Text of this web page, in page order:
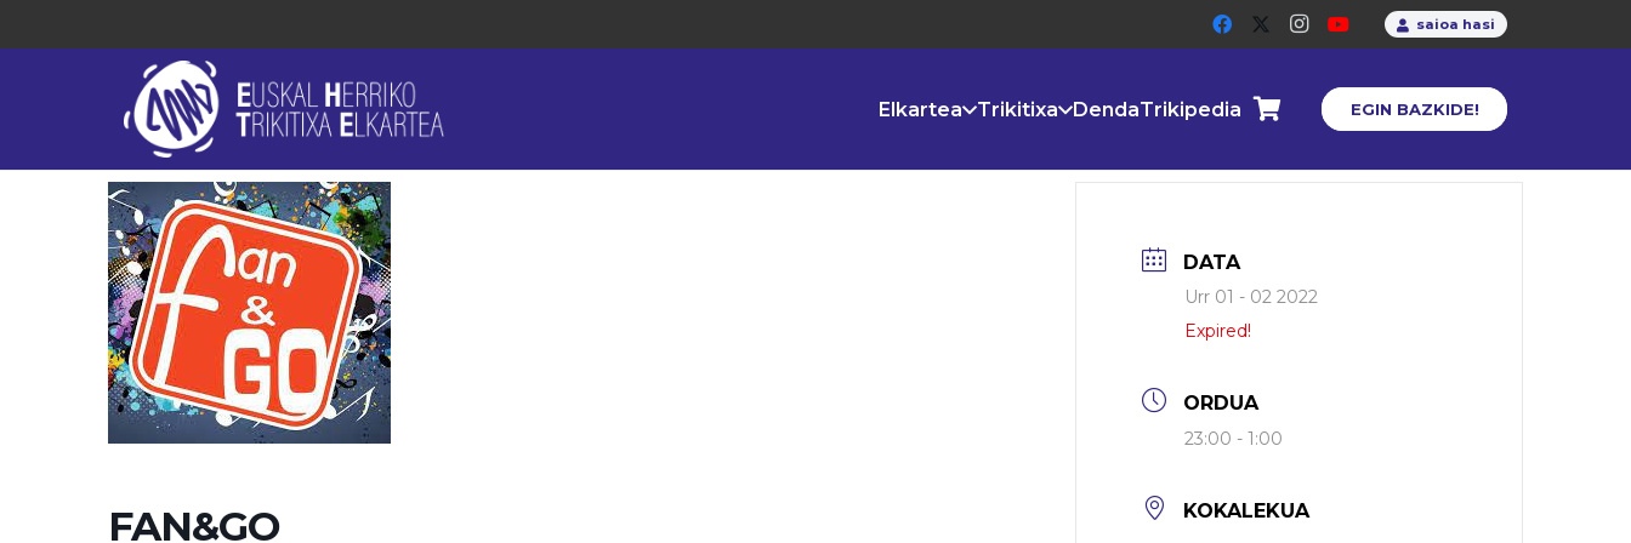
saioa hasi
Elkartea Trikitixa DendaTrikipedia EGIN BAZKIDE!
FAN&GO
DATA
Urr 01 - 02 2022
Expired!
ORDUA
23:00 - 1:00
KOKALEKUA